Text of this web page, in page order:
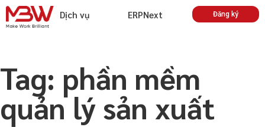
Dịch vụ ERPNext Đăng ký
Tag: phần mềm
quản lý sản xuất